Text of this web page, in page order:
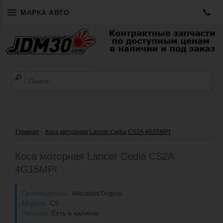
МАРКА АВТО 📞
Главная Коса моторная Lancer Cedia CS2A 4G15MPI
Коса моторная Lancer Cedia CS2A
4G15MPI
Производитель: Mitsubishi Original
Модель: CS
Наличие: Есть в наличии